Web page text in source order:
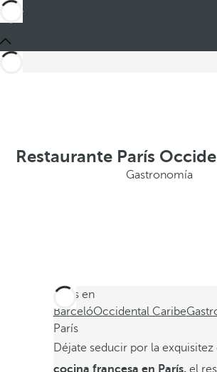
Restaurante París
Gastronomía
Estás en
BarcelóOccidental Caribe
París
Déjate seducir por la exquisitez
cocina francesa en París,el